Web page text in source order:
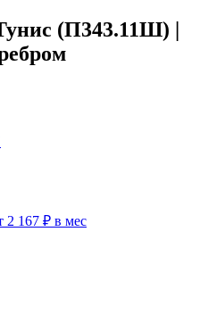
(П343.11Ш) |
2 167 ₽ в мес